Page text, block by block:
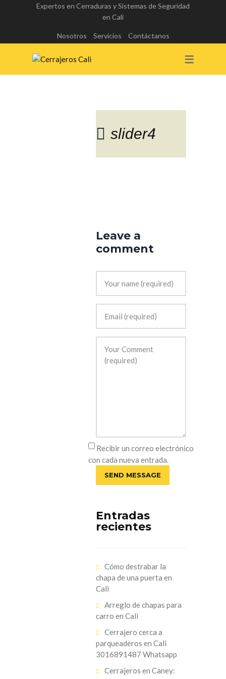
Expertos en Cerraduras y Sistemas de Seguridad
en Cali
Nosotros Servicios Contáctanos
slider4
Leave a
comment
Recibir un correo electrónico
con cada nueva entrada.
Entradas
recientes
Cómo destrabar la
chapa de una puerta en
Cali
Arreglo de chapas para
carro en Cali
Cerrajero cerca a
parqueaderos en Cali
3016891487 Whatsapp
Cerrajeros en Caney: